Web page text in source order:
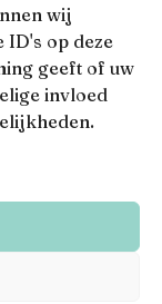
wij
ID's op deze
geeft of uw
invloed
dan